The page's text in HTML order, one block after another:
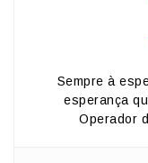
Sempre à
esperança
Operador